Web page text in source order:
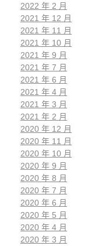
2022 年 2 月
2021 年 12 月
2021 年 11 月
2021 年 10 月
2021 年 9 月
2021 年 7 月
2021 年 6 月
2021 年 4 月
2021 年 3 月
2021 年 2 月
2020 年 12 月
2020 年 11 月
2020 年 10 月
2020 年 9 月
2020 年 8 月
2020 年 7 月
2020 年 6 月
2020 年 5 月
2020 年 4 月
2020 年 3 月